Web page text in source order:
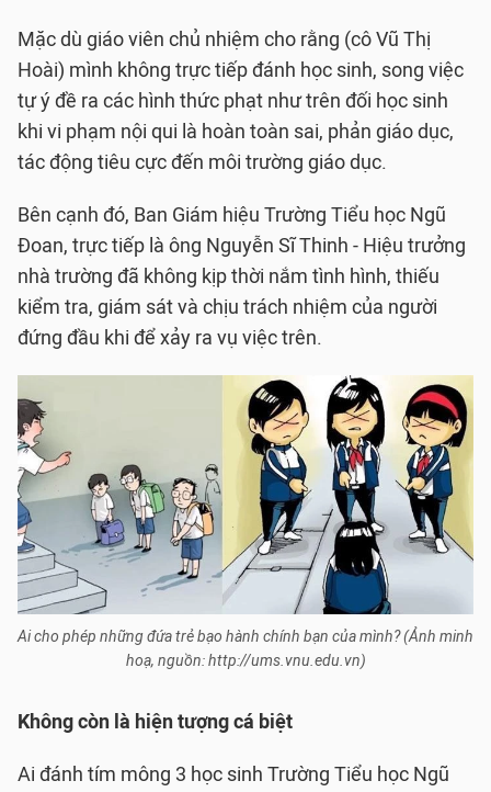
Mặc dù giáo viên chủ nhiệm cho rằng (cô Vũ Thị
Hoài) mình không trực tiếp đánh học sinh, song việc
tự ý đề ra các hình thức phạt như trên đối học sinh
khi vi phạm nội qui là hoàn toàn sai, phản giáo dục,
tác động tiêu cực đến môi trường giáo dục.
Bên cạnh đó, Ban Giám hiệu Trường Tiểu học Ngũ
Đoan, trực tiếp là ông Nguyễn Sĩ Thinh - Hiệu trưởng
nhà trường đã không kịp thời nắm tình hình, thiếu
kiểm tra, giám sát và chịu trách nhiệm của người
đứng đầu khi để xảy ra vụ việc trên.
Ai cho phép những đứa trẻ bạo hành chính bạn của mình? (Ảnh minh
hoạ, nguồn: http://ums.vnu.edu.vn)
Không còn là hiện tượng cá biệt
Ai đánh tím mông 3 học sinh Trường Tiểu học Ngũ